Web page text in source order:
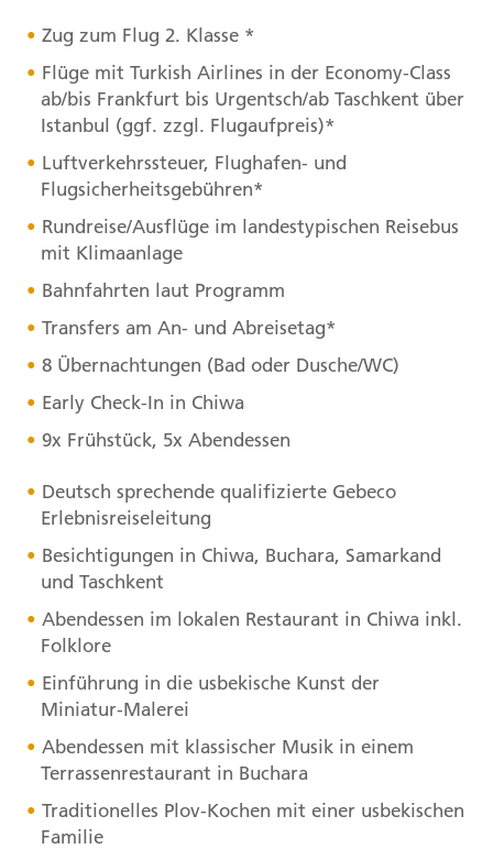
Zug zum Flug 2. Klasse *
Flüge mit Turkish Airlines in der Economy-Class
ab/bis Frankfurt bis Urgentsch/ab Taschkent über
Istanbul (ggf. zzgl. Flugaufpreis)*
Luftverkehrssteuer, Flughafen- und
Flugsicherheitsgebühren*
Rundreise/Ausflüge im landestypischen Reisebus
mit Klimaanlage
Bahnfahrten laut Programm
Transfers am An- und Abreisetag*
8 Übernachtungen (Bad oder Dusche/WC)
Early Check-In in Chiwa
9x Frühstück, 5x Abendessen
Deutsch sprechende qualifizierte Gebeco
Erlebnisreiseleitung
Besichtigungen in Chiwa, Buchara, Samarkand
und Taschkent
Abendessen im lokalen Restaurant in Chiwa inkl.
Folklore
Einführung in die usbekische Kunst der
Miniatur-Malerei
Abendessen mit klassischer Musik in einem
Terrassenrestaurant in Buchara
Traditionelles Plov-Kochen mit einer usbekischen
Familie